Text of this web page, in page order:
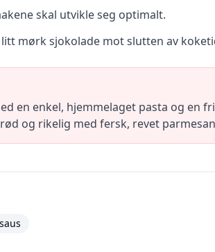
skal utvikle seg optimalt.
mørk sjokolade mot slutten av
en enkel, hjemmelaget pasta og en
og rikelig med fersk, revet